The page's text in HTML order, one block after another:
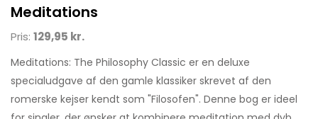
Meditations
Pris: 129,95 kr.
Meditations: The Philosophy Classic er en deluxe
specialudgave af den gamle klassiker skrevet af den
romerske kejser kendt som "Filosofen". Denne bog er ideel